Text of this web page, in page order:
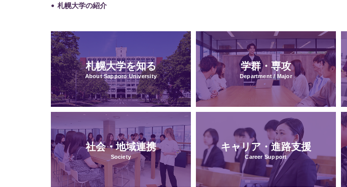
札幌大学の紹介
札幌大学を知る
About Sapporo University
学群・専攻
Department / Major
社会・地域連携
Society
キャリア・進路支援
Career Support